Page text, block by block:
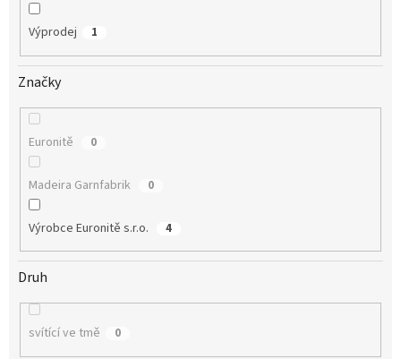
Výprodej 1
Značky
Euronitě 0
Madeira Garnfabrik 0
Výrobce Euronitě s.r.o. 4
Druh
svítící ve tmě 0